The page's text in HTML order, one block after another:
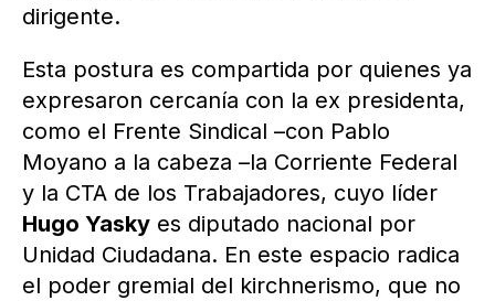
dirigente.
Esta postura es compartida por quienes ya
expresaron cercanía con la ex presidenta,
como el Frente Sindical –con Pablo
Moyano a la cabeza –la Corriente Federal
y la CTA de los Trabajadores, cuyo líder
Hugo Yasky es diputado nacional por
Unidad Ciudadana. En este espacio radica
el poder gremial del kirchnerismo, que no